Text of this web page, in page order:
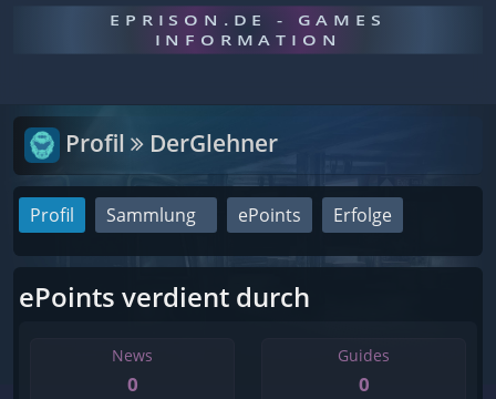
EPRISON.DE - GAMES
INFORMATION
Profil DerGlehner
Profil Sammlung ePoints Erfolge
ePoints verdient durch
News
0
Guides
0